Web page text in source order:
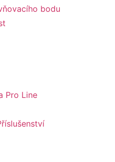
bodu
Pro Line